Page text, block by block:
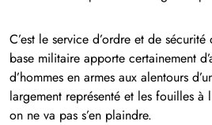
C’est le service d’ordre et de
base militaire apporte certainement
d’hommes en armes aux alentours
largement représenté et les fouilles à
on ne va pas s’en plaindre.